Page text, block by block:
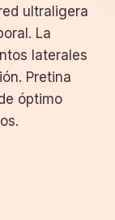
ultraligera
La
laterales
Pretina
óptimo